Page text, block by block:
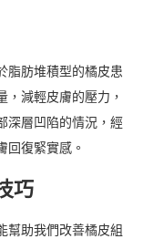
脂肪堆積型的橘皮患
，減輕皮膚的壓力，
深層凹陷的情況，經
回復緊實感。
巧
幫助我們改善橘皮組